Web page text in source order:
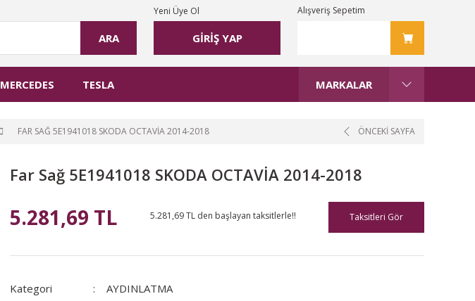
ARA GİRİŞ YAP
Yeni Üye Ol Alışveriş Sepetim
MERCEDES TESLA MARKALAR
FAR SAĞ 5E1941018 SKODA OCTAVİA 2014-2018 ÖNCEKİ SAYFA
Far Sağ 5E1941018 SKODA OCTAVİA 2014-2018
5.281,69 TL 5.281,69 TL den başlayan taksitlerle!! Taksitleri Gör
Kategori
AYDINLATMA